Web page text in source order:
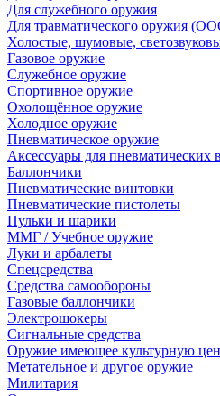
Для служебного оружия
Для травматического оружия
Холостые, шумовые,
Газовое оружие
Служебное оружие
Спортивное оружие
Охолощённое оружие
Холодное оружие
Пневматическое оружие
Аксессуары для пневматических
Баллончики
Пневматические винтовки
Пневматические пистолеты
Пульки и шарики
ММГ / Учебное оружие
Луки и арбалеты
Спецсредства
Средства самообороны
Газовые баллончики
Электрошокеры
Сигнальные средства
Оружие имеющее культурную
Метательное и другое оружие
Милитария